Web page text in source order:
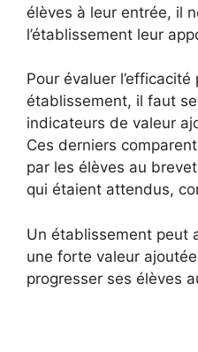
élèves à leur entrée, il
l’établissement leur
Pour évaluer l’efficacité
établissement, il faut
indicateurs de valeur
Ces derniers
par les élèves au
qui étaient attendus,
Un établissement peut
une forte valeur
progresser ses élèves